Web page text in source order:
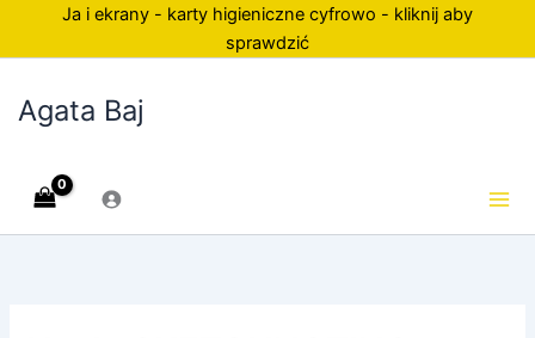
Ja i ekrany - karty higieniczne cyfrowo - kliknij aby
sprawdzić
Agata Baj